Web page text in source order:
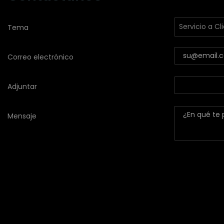
Tema
Correo electrónico
Adjuntar
Mensaje